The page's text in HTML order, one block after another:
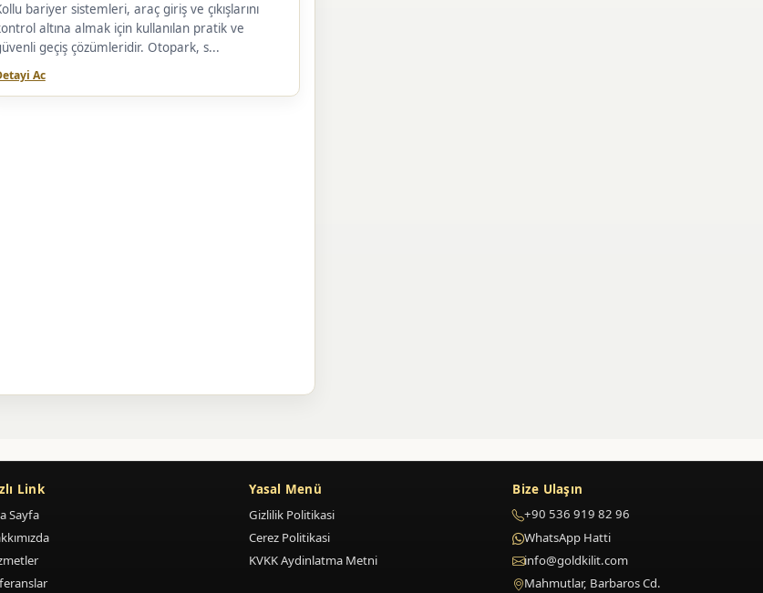
bariyer sistemleri, araç giriş ve çıkışlarını
altına almak için kullanılan pratik ve
geçiş çözümleridir. Otopark, s...
Ac
Link
Sayfa
Yasal Menü
Gizlilik Politikasi
Cerez Politikasi
KVKK Aydinlatma Metni
Bize Ulaşın
+90 536 919 82 96
WhatsApp Hatti
info@goldkilit.com
Mahmutlar, Barbaros Cd.